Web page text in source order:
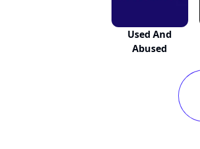
Used And
Abused